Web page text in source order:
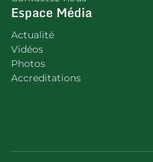
Espace Média
Actualité
Vidéos
Photos
Accreditations